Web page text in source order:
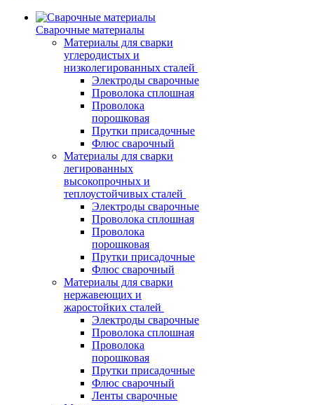
Сварочные материалы
Материалы для сварки
углеродистых и
низколегированных сталей
Электроды сварочные
Проволока сплошная
Проволока
порошковая
Прутки присадочные
Флюс сварочный
Материалы для сварки
легированных
высокопрочных и
теплоустойчивых сталей
Электроды сварочные
Проволока сплошная
Проволока
порошковая
Прутки присадочные
Флюс сварочный
Материалы для сварки
нержавеющих и
жаростойких сталей
Электроды сварочные
Проволока сплошная
Проволока
порошковая
Прутки присадочные
Флюс сварочный
Ленты сварочные